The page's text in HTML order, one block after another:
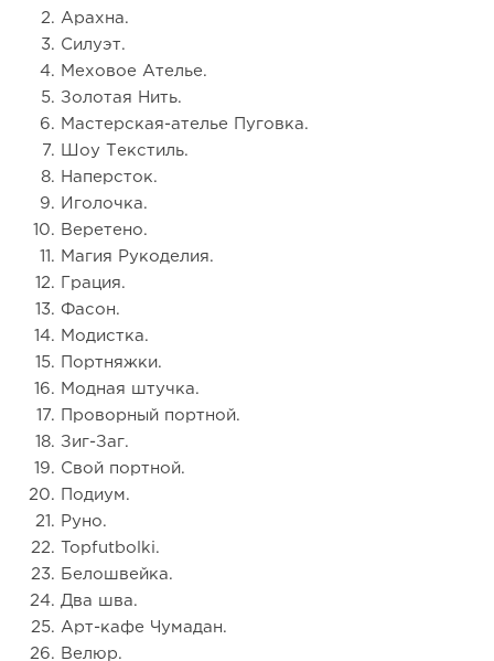
Арахна.
Силуэт.
Меховое Ателье.
Золотая Нить.
Мастерская-ателье Пуговка.
Шоу Текстиль.
Наперсток.
Иголочка.
Веретено.
Магия Рукоделия.
Грация.
Фасон.
Модистка.
Портняжки.
Модная штучка.
Проворный портной.
Зиг-Заг.
Свой портной.
Подиум.
Руно.
Topfutbolki.
Белошвейка.
Два шва.
Арт-кафе Чумадан.
Велюр.